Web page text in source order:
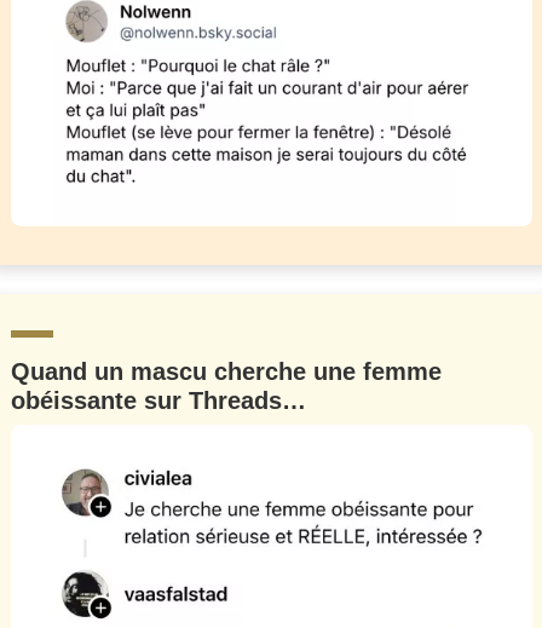
Quand un mascu cherche une femme
obéissante sur Threads…